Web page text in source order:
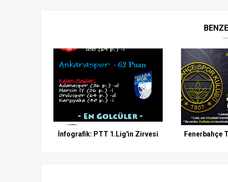
İnfografik: PTT 1.Lig'in Zirvesi Fenerbahçe